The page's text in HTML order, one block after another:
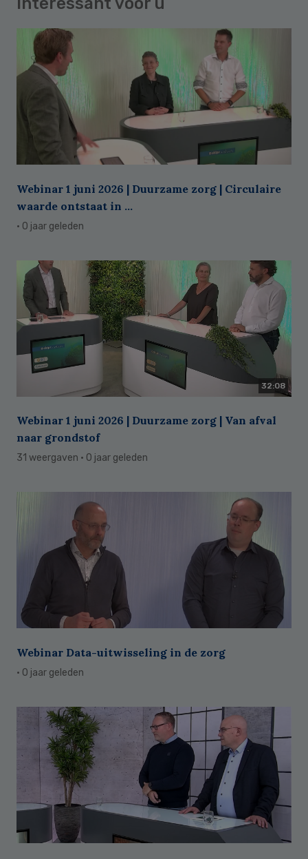
Webinar 1 juni 2026 | Duurzame zorg | Circulaire
waarde ontstaat in ...
· 0 jaar geleden
32:08
Webinar 1 juni 2026 | Duurzame zorg | Van afval
naar grondstof
31 weergaven · 0 jaar geleden
Webinar Data-uitwisseling in de zorg
· 0 jaar geleden